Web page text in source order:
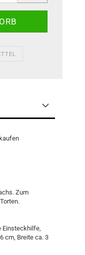
Zum
Einsteckhilfe,
cm, Breite ca. 3